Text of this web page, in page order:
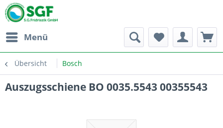
Menü
Übersicht Bosch
Auszugsschiene BO 0035.5543 00355543